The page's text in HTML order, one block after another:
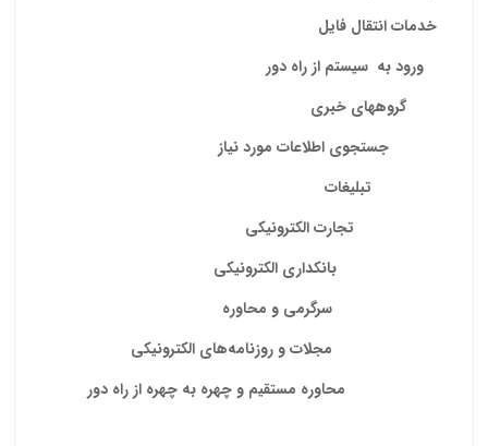
خدمات انتقال فايل
ورود به سيستم از راه دور
گروههاي خبري
جستجوي اطلاعات مورد نياز
تبليغات
تجارت الكترونيكي
بانكداري الكترونيكي
سرگرمي و محاوره
مجلات و روزنامههاي الكترونيكي
محاوره مستقيم و چهره به چهره از راه دور